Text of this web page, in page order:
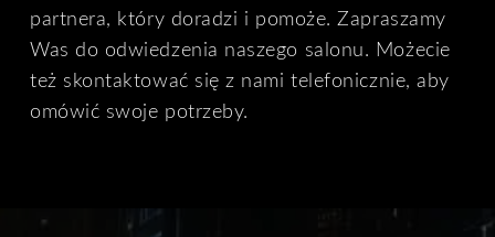
partnera, który doradzi i pomoże. Zapraszamy
Was do odwiedzenia naszego salonu. Możecie
też skontaktować się z nami telefonicznie, aby
omówić swoje potrzeby.